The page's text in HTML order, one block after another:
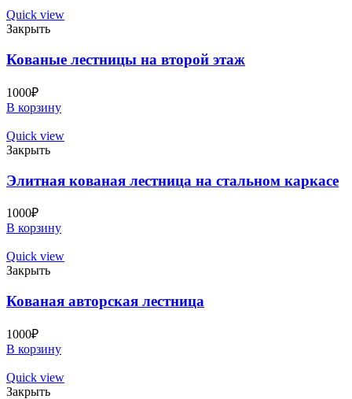
Quick view
Закрыть
Кованые лестницы на второй этаж
1000₽
В корзину
Quick view
Закрыть
Элитная кованая лестница на стальном каркасе
1000₽
В корзину
Quick view
Закрыть
Кованая авторская лестница
1000₽
В корзину
Quick view
Закрыть